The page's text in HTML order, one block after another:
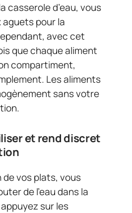
casserole d’eau, vous
pour la
avec cet
que chaque aliment
compartiment,
Les aliments
sans votre
et rend discret
de vos plats, vous
de l’eau dans la
sur les